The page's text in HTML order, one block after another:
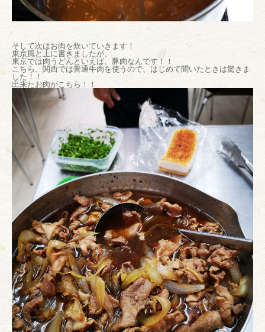
そして次はお肉を炊いていきます！
東京風と上に書きましたが、
東京では肉うどんといえば、豚肉なんです！！
こちら、関西では普通牛肉を使うので、はじめて聞いたときは驚きま
した！！
出来たお肉がこちら！！